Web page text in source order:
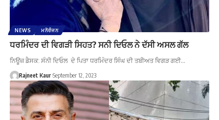
NEWS ਮਨੋਰੰਜਨ
ਧਰਮਿੰਦਰ ਦੀ ਵਿਗੜੀ ਸਿਹਤ? ਸਨੀ ਦਿਓਲ ਨੇ ਦੱਸੀ ਅਸਲ ਗੱਲ
ਨਿਊਜ਼ ਡੈਸਕ: ਸੰਨੀ ਦਿਓਲ ਦੇ ਪਿਤਾ ਧਰਮਿੰਦਰ ਸਿੰਘ ਦੀ ਤਬੀਅਤ ਵਿਗੜ ਗਈ…
Rajneet Kaur September 12, 2023